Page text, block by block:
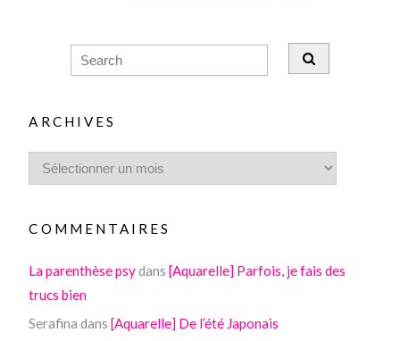
ARCHIVES
COMMENTAIRES
La parenthèse psydans[Aquarelle] Parfois, je fais des
trucs bien
Serafina dans[Aquarelle] De l’été Japonais